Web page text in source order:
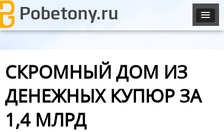
СКРОМНЫЙ ДОМ ИЗ
ДЕНЕЖНЫХ КУПЮР ЗА
1,4 МЛРД